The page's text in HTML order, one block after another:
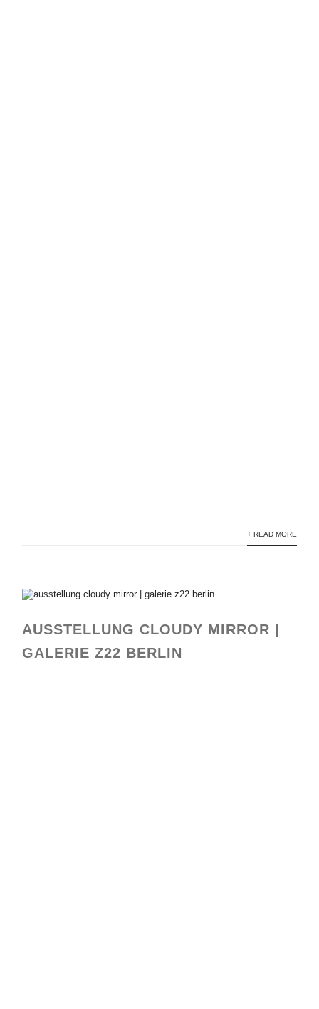
+ READ MORE
AUSSTELLUNG CLOUDY MIRROR |
GALERIE Z22 BERLIN